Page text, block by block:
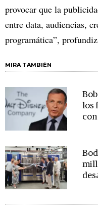
provocar que la
entre data, audiencias,
programática”,
MIRA TAMBIÉN
los